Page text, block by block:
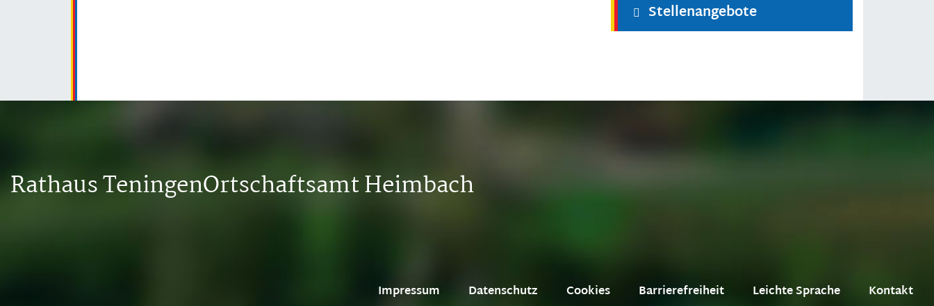
Stellenangebote
Rathaus TeningenOrtschaftsamt Heimbach
Impressum Datenschutz Cookies Barrierefreiheit Leichte Sprache Kontakt